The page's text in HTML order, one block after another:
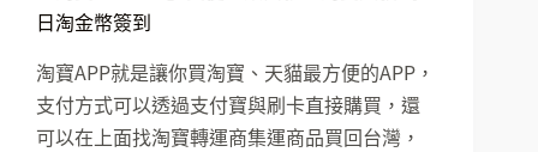
日淘金幣簽到
淘寶APP就是讓你買淘寶、天貓最方便的APP，
支付方式可以透過支付寶與刷卡直接購買，還
可以在上面找淘寶轉運商集運商品買回台灣，